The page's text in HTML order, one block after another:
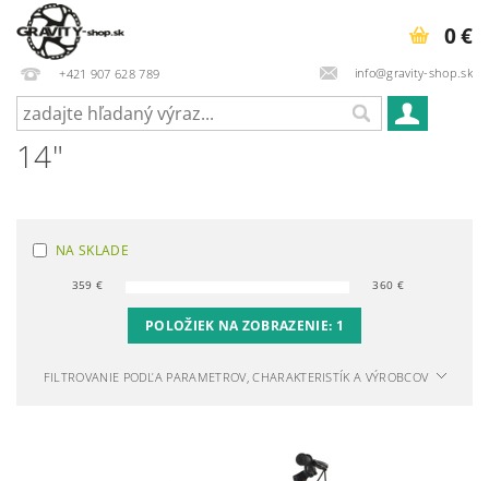
+421 907 628 789 info@gravity-shop.sk
0 €
14"
NA SKLADE
359 € 360 €
POLOŽIEK NA ZOBRAZENIE: 1
FILTROVANIE PODĽA PARAMETROV, CHARAKTERISTÍK A VÝROBCOV